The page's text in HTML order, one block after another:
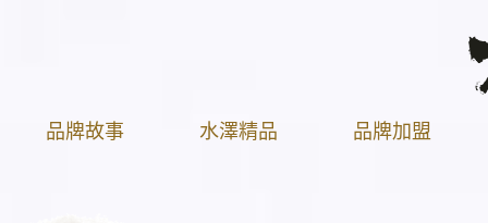
品牌故事 水澤精品 品牌加盟